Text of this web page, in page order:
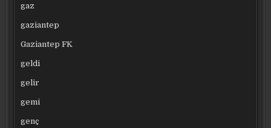
gaz
gaziantep
Gaziantep FK
geldi
gelir
gemi
genç